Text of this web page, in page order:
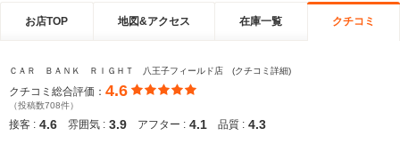
お店TOP 地図&アクセス 在庫一覧 クチコミ
ＣＡＲ ＢＡＮＫ ＲＩＧＨＴ 八王子フィールド店 (クチコミ詳細)
クチコミ総合評価： 4.6
（投稿数708件）
接客 : 4.6 雰囲気 : 3.9 アフター : 4.1 品質 : 4.3